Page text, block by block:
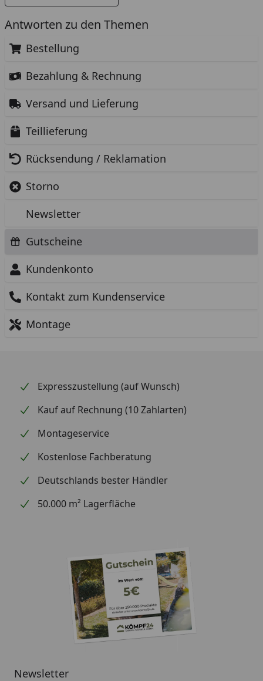
Antworten zu den Themen
Bestellung
Bezahlung & Rechnung
Versand und Lieferung
Teillieferung
Rücksendung / Reklamation
Storno
Newsletter
Gutscheine
Kundenkonto
Kontakt zum Kundenservice
Montage
Expresszustellung (auf Wunsch)
Kauf auf Rechnung (10 Zahlarten)
Montageservice
Kostenlose Fachberatung
Deutschlands bester Händler
50.000 m² Lagerfläche
Newsletter